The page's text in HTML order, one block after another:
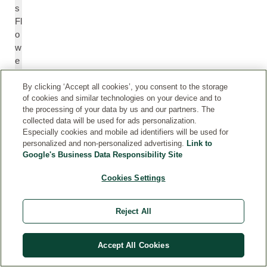
s
Fl
o
w
e
r
Pi
n
e
o
e
By clicking ‘Accept all cookies’, you consent to the storage
of cookies and similar technologies on your device and to
the processing of your data by us and our partners. The
collected data will be used for ads personalization.
Especially cookies and mobile ad identifiers will be used for
personalized and non-personalized advertising. Link to
Google's Business Data Responsibility Site
Cookies Settings
Reject All
Accept All Cookies